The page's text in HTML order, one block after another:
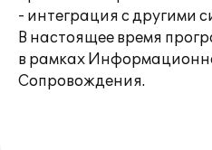
- интеграция с другими
В настоящее время
в рамках
Сопровождения.